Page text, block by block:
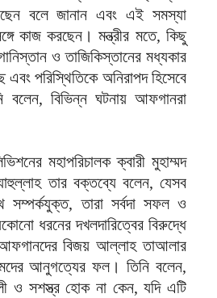
বলে জানান এবং এই সমস্যা
কাজ করছেন। মন্ত্রীর মতে, কিছু
ও তাজিকিস্তানের মধ্যকার
এবং পরিস্থিতিকে অনিরাপদ হিসেবে
বলেন, বিভিন্ন ঘটনায় আফগানরা
মহাপরিচালক ক্বারী মুহাম্মদ
তার বক্তব্যে বলেন, যেসব
সম্পর্কযুক্ত, তারা সর্বদা সফল ও
ধরনের দখলদারিত্বের বিরুদ্ধে
বিজয় আল্লাহ তাআলার
আনুগত্যের ফল। তিনি বলেন,
ও সশস্ত্র হোক না কেন, যদি এটি